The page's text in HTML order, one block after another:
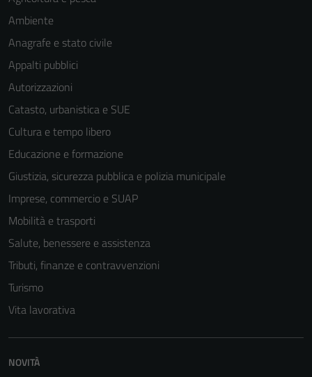
Ambiente
Anagrafe e stato civile
Appalti pubblici
Autorizzazioni
Catasto, urbanistica e SUE
Cultura e tempo libero
Educazione e formazione
Giustizia, sicurezza pubblica e polizia municipale
Imprese, commercio e SUAP
Mobilità e trasporti
Salute, benessere e assistenza
Tributi, finanze e contravvenzioni
Turismo
Vita lavorativa
NOVITÀ